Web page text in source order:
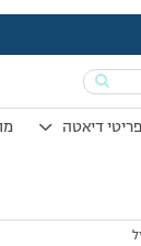
דיאטה
16:37
#199611